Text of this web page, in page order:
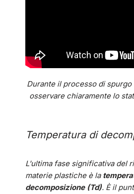
Durante il processo di
osservare chiaramente lo
Temperatura di
L'ultima fase significativa del
materie plastiche è la
decomposizione (Td). È il